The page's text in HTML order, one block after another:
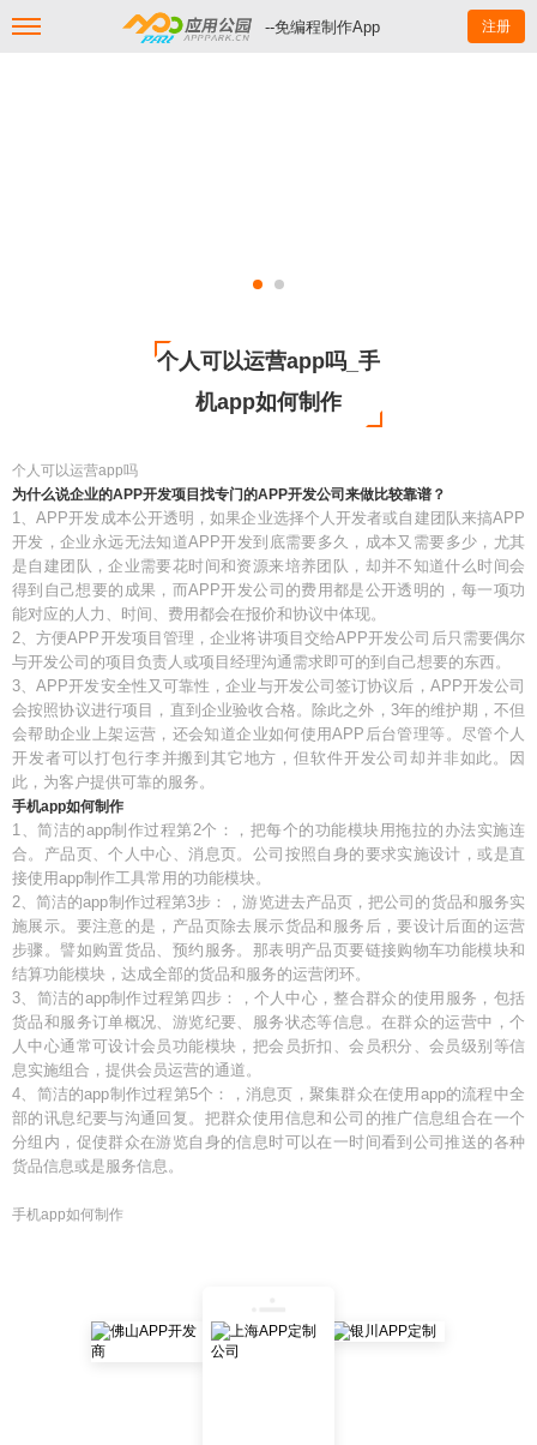
--免编程制作App 注册
个人可以运营app吗_手
机app如何制作
个人可以运营app吗
为什么说企业的APP开发项目找专门的APP开发公司来做比较靠谱？
1、APP开发成本公开透明，如果企业选择个人开发者或自建团队来搞APP
开发，企业永远无法知道APP开发到底需要多久，成本又需要多少，尤其
是自建团队，企业需要花时间和资源来培养团队，却并不知道什么时间会
得到自己想要的成果，而APP开发公司的费用都是公开透明的，每一项功
能对应的人力、时间、费用都会在报价和协议中体现。
2、方便APP开发项目管理，企业将讲项目交给APP开发公司后只需要偶尔
与开发公司的项目负责人或项目经理沟通需求即可的到自己想要的东西。
3、APP开发安全性又可靠性，企业与开发公司签订协议后，APP开发公司
会按照协议进行项目，直到企业验收合格。除此之外，3年的维护期，不但
会帮助企业上架运营，还会知道企业如何使用APP后台管理等。尽管个人
开发者可以打包行李并搬到其它地方，但软件开发公司却并非如此。因
此，为客户提供可靠的服务。
手机app如何制作
1、简洁的app制作过程第2个：，把每个的功能模块用拖拉的办法实施连
合。产品页、个人中心、消息页。公司按照自身的要求实施设计，或是直
接使用app制作工具常用的功能模块。
2、简洁的app制作过程第3步：，游览进去产品页，把公司的货品和服务实
施展示。要注意的是，产品页除去展示货品和服务后，要设计后面的运营
步骤。譬如购置货品、预约服务。那表明产品页要链接购物车功能模块和
结算功能模块，达成全部的货品和服务的运营闭环。
3、简洁的app制作过程第四步：，个人中心，整合群众的使用服务，包括
货品和服务订单概况、游览纪要、服务状态等信息。在群众的运营中，个
人中心通常可设计会员功能模块，把会员折扣、会员积分、会员级别等信
息实施组合，提供会员运营的通道。
4、简洁的app制作过程第5个：，消息页，聚集群众在使用app的流程中全
部的讯息纪要与沟通回复。把群众使用信息和公司的推广信息组合在一个
分组内，促使群众在游览自身的信息时可以在一时间看到公司推送的各种
货品信息或是服务信息。
手机app如何制作